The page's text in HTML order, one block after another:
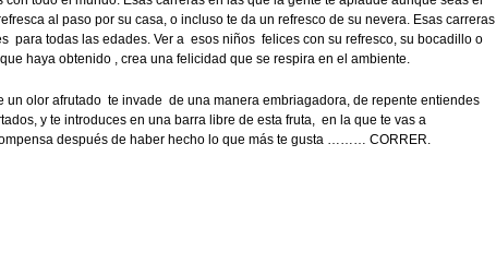
al paso por su casa, o incluso te da un refresco de su nevera. Esas carreras
para todas las edades. Ver a esos niños felices con su refresco, su bocadillo o
haya obtenido , crea una felicidad que se respira en el ambiente.
olor afrutado te invade de una manera embriagadora, de repente entiendes
y te introduces en una barra libre de esta fruta, en la que te vas a
después de haber hecho lo que más te gusta ……… CORRER.